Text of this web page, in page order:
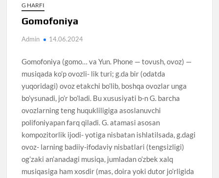
G HARFI
Gomofoniya
Admin 14.06.2024
Gomofoniya (gomo… va Yun. Phone — tovush, ovoz) —
musiqada ko’p ovozli- lik turi; g.da bir (odatda
yuqoridagi) ovoz etakchi bo’lib, boshqa ovozlar unga
bo’ysunadi, jo’r bo’ladi. Bu xususiyati b-n G. barcha
ovozlarning teng huqukliligiga asoslanuvchi
polifoniyapan farq qiladi. G. atamasi asosan
kompozitorlik ijodi- yotiga nisbatan ishlatilsada, g.dagi
ovoz- larning badiiy-ifodaviy nisbatlari (tengsizligi)
og’zaki an’anadagi musiqa, jumladan o’zbek xalq
musiqasiga ham xosdir (mas, doira yoki dutor jo’rligida